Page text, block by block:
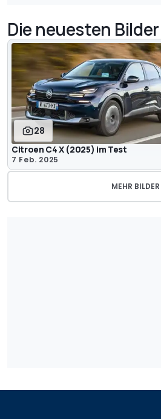
Die neuesten Bilder
28
Citroen C4 X (2025) im Test
7 Feb. 2025
MEHR BILDER